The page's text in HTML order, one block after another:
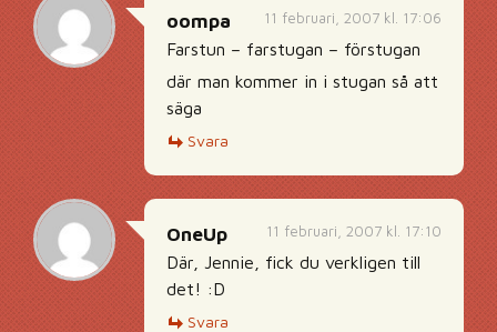
11 februari, 2007 kl. 17:06
oompa
Farstun – farstugan – förstugan
där man kommer in i stugan så att
säga
Svara
11 februari, 2007 kl. 17:10
OneUp
Där, Jennie, fick du verkligen till
det! :D
Svara